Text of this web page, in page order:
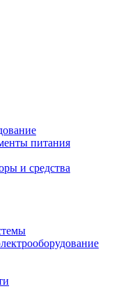
питания
и средства